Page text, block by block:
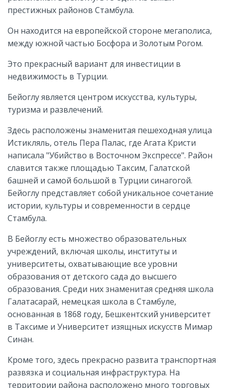
престижных районов Стамбула.
Он находится на европейской стороне мегаполиса,
между южной частью Босфора и Золотым Рогом.
Это прекрасный вариант для инвестиции в
недвижимость в Турции.
Бейоглу является центром искусства, культуры,
туризма и развлечений.
Здесь расположены знаменитая пешеходная улица
Истикляль, отель Пера Палас, где Агата Кристи
написала "Убийство в Восточном Экспрессе". Район
славится также площадью Таксим, Галатской
башней и самой большой в Турции синагогой.
Бейоглу представляет собой уникальное сочетание
истории, культуры и современности в сердце
Стамбула.
В Бейоглу есть множество образовательных
учреждений, включая школы, институты и
университеты, охватывающие все уровни
образования от детского сада до высшего
образования. Среди них знаменитая средняя школа
Галатасарай, немецкая школа в Стамбуле,
основанная в 1868 году, Бешкентский университет
в Таксиме и Университет изящных искусств Мимар
Синан.
Кроме того, здесь прекрасно развита транспортная
развязка и социальная инфраструктура. На
территории района расположено много торговых